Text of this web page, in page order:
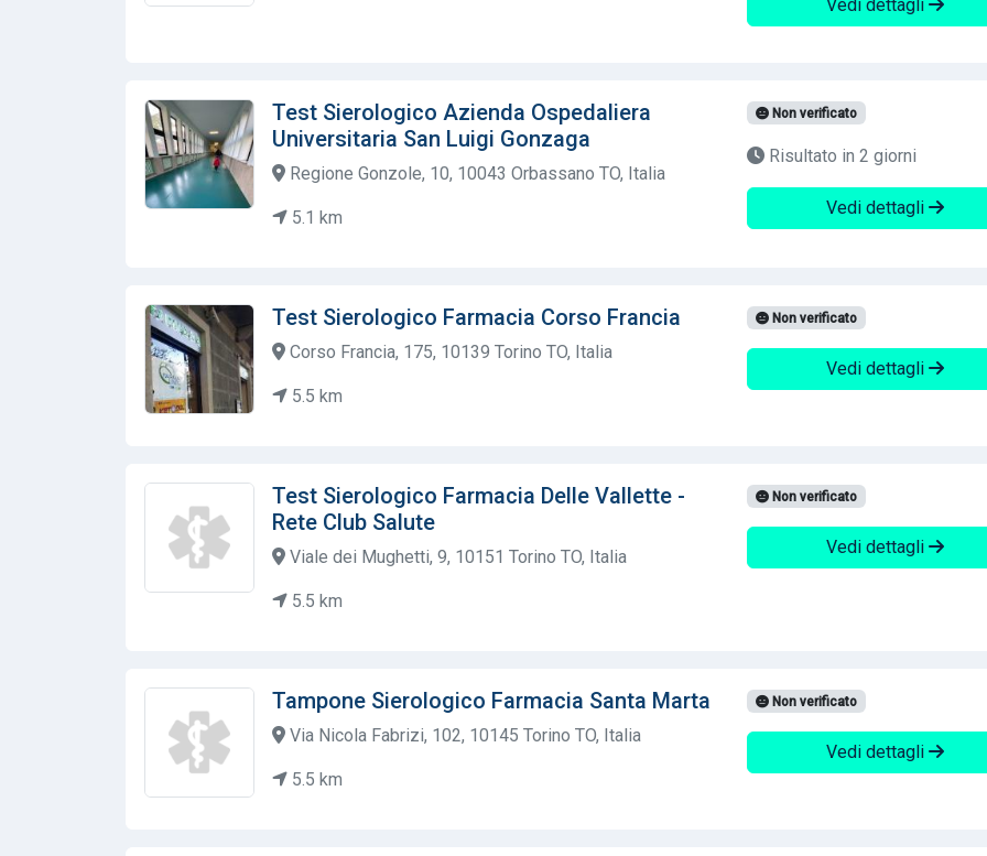
Vedi dettagli
Test Sierologico Azienda Ospedaliera
Universitaria San Luigi Gonzaga
Regione Gonzole, 10, 10043 Orbassano TO, Italia
5.1 km
Non verificato
Risultato in 2 giorni
Vedi dettagli
Test Sierologico Farmacia Corso Francia
Corso Francia, 175, 10139 Torino TO, Italia
5.5 km
Non verificato
Vedi dettagli
Test Sierologico Farmacia Delle Vallette -
Rete Club Salute
Viale dei Mughetti, 9, 10151 Torino TO, Italia
5.5 km
Non verificato
Vedi dettagli
Tampone Sierologico Farmacia Santa Marta
Via Nicola Fabrizi, 102, 10145 Torino TO, Italia
5.5 km
Non verificato
Vedi dettagli